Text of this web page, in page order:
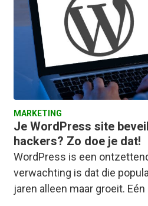
MARKETING
Je WordPress site
hackers? Zo doe je dat!
WordPress is een
verwachting is dat die
jaren alleen maar groeit.